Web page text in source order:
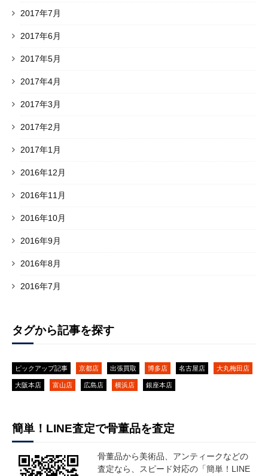
2017年7月
2017年6月
2017年5月
2017年4月
2017年3月
2017年2月
2017年1月
2016年12月
2016年11月
2016年10月
2016年9月
2016年8月
2016年7月
タグから記事を探す
ピックアップ記事 京都店 出張買取 博多店 名古屋店 大丸梅田店
大阪本店 富山店 広島店 横浜店 銀座本店
簡単！LINE査定で骨董品を査定
骨董品から美術品、アンティークなどの
査定なら、スピード対応の「簡単！LINE